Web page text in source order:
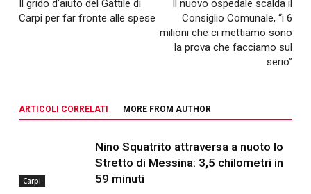
Il grido d’aiuto del Gattile di
Carpi per far fronte alle spese
Il nuovo ospedale scalda il
Consiglio Comunale, “i 6
milioni che ci mettiamo sono
la prova che facciamo sul
serio”
ARTICOLI CORRELATI MORE FROM AUTHOR
Carpi
Nino Squatrito attraversa a nuoto lo
Stretto di Messina: 3,5 chilometri in
59 minuti